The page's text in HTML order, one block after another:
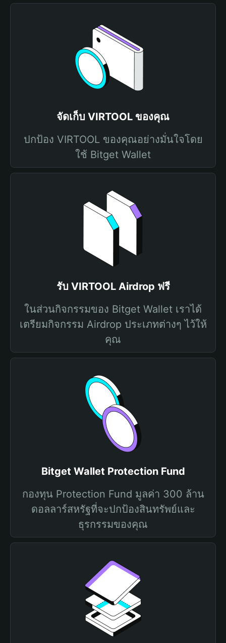
จัดเก็บ VIRTOOL ของคุณ
ปกป้อง VIRTOOL ของคุณอย่างมั่นใจโดย
ใช้ Bitget Wallet
รับ VIRTOOL Airdrop ฟรี
ในส่วนกิจกรรมของ Bitget Wallet เราได้
เตรียมกิจกรรม Airdrop ประเภทต่างๆ ไว้ให้
คุณ
Bitget Wallet Protection Fund
กองทุน Protection Fund มูลค่า 300 ล้าน
ดอลลาร์สหรัฐที่จะปกป้องสินทรัพย์และ
ธุรกรรมของคุณ